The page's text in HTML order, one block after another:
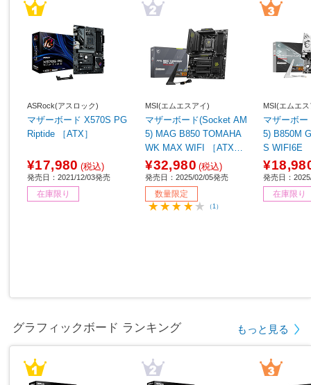
ASRock(アスロック)
マザーボード X570S PG
Riptide ［ATX］
¥17,980 (税込)
発売日：2021/12/03発売
在庫限り
MSI(エムエスアイ)
マザーボード(Socket AM
5) MAG B850 TOMAHA
WK MAX WIFI ［ATX］
【sof001】
¥32,980 (税込)
発売日：2025/02/05発売
数量限定
（1）
MSI(エムエ
マザーボ
5) B850M GAMING PLU
S WIFI6E
発売日：
在庫限り
グラフィックボード ランキング もっと見る